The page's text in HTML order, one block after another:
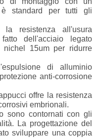
standard per tutti gli
resistenza all'usura
dell'acciaio legato
15um per ridurre
di alluminio
anti-corrosione
offre la resistenza
embrionali.
sono contornati con gli
La progettazione del
sviluppare una coppia